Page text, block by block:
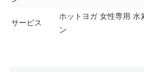
サービス
ホットヨガ 女性専用 水
ン